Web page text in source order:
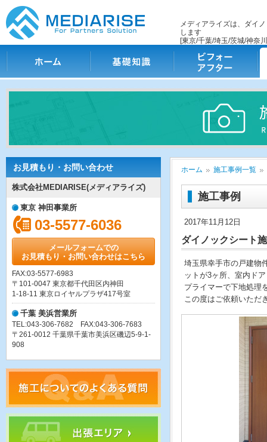
メディアライズは、ダイ
します
[東京/千葉/埼玉/茨城/神奈
ホーム 基礎知識 ビフォー・アフター 施
お見積もり・お問い合わせ
株式会社MEDIARISE(メディアライズ)
東京 神田事業所
03-5577-6036
メールフォームでの
お見積もり・お問い合わせはこちら
FAX:03-5577-6983
〒101-0047 東京都千代田区内神田
1-18-11 東京ロイヤルプラザ417号室
千葉 美浜営業所
TEL:043-306-7682 FAX:043-306-7683
〒261-0012 千葉県千葉市美浜区磯辺5-9-1-
908
ホーム 施工事例一覧
施工事例
2017年11月12日
ダイノックシート
埼玉県幸手市の戸建物
ットが3ヶ所、室内ド
プライマーで下地処理
この度はご依頼いただ